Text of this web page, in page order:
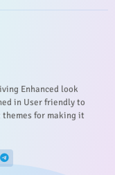
Enhanced look
in User friendly to
themes for making it